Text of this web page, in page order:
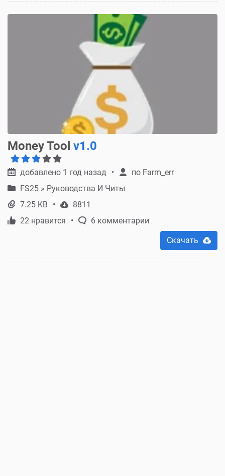
Money Tool v1.0
добавлено 1 год назад по Farm_err
FS25 » Руководства И Читы
7.25 KB
8811
22 нравится
6 комментарии
Скачать